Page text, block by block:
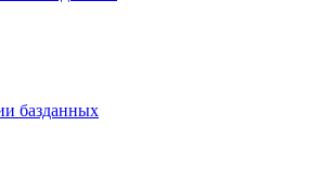
базданных